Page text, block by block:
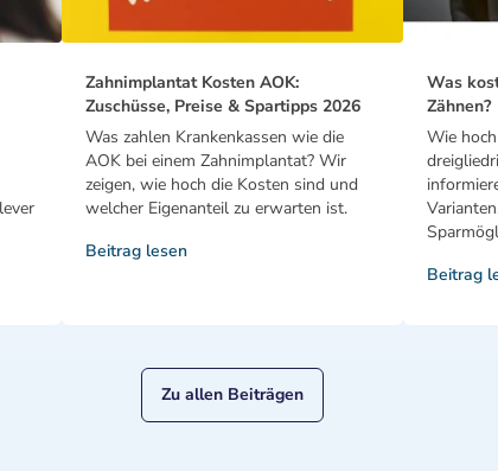
Zahnimplantat Kosten AOK:
Zuschüsse, Preise & Spartipps 2026
Was zahlen Krankenkassen wie die
AOK bei einem Zahnimplantat? Wir
zeigen, wie hoch die Kosten sind und
welcher Eigenanteil zu erwarten ist.
Beitrag lesen
Was
Zähnen?
Wie
Beitrag
Zu allen Beiträgen